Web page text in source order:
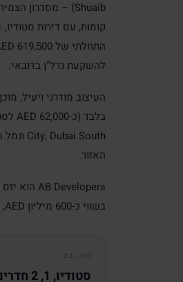
להשקעת נדל"ן בדובאי.
העיצוב מודרני ויעיל,
האזור.
AB Developers הוא יזם עם
בשווי כ-600 מיליון AED, עם דגש על מסירה בזמן ועיצוב יעיל.
סוג נכס
סטודיו, 1, 2 חדרים